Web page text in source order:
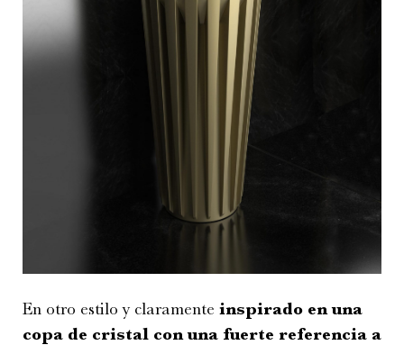
En otro estilo y claramente inspirado en una
copa de cristal con una fuerte referencia a